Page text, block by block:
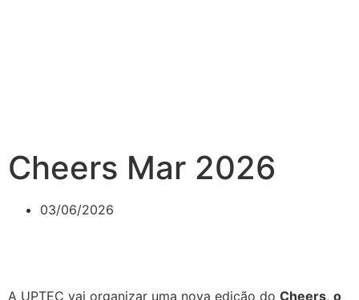
Cheers Mar 2026
03/06/2026
A UPTEC vai organizar uma nova edição do Cheers, o